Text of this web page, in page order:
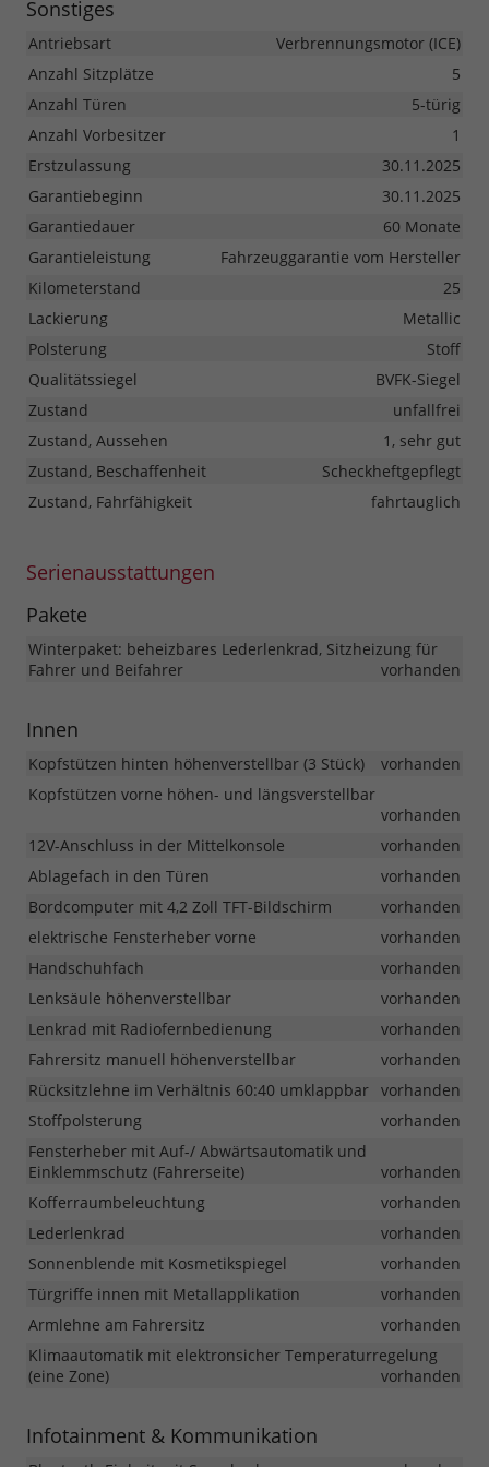
Sonstiges
Antriebsart
Verbrennungsmotor (ICE)
Anzahl Sitzplätze
5
Anzahl Türen
5-türig
Anzahl Vorbesitzer
1
Erstzulassung
30.11.2025
Garantiebeginn
30.11.2025
Garantiedauer
60 Monate
Garantieleistung
Fahrzeuggarantie vom Hersteller
Kilometerstand
25
Lackierung
Metallic
Polsterung
Stoff
Qualitätssiegel
BVFK-Siegel
Zustand
unfallfrei
Zustand, Aussehen
1, sehr gut
Zustand, Beschaffenheit
Scheckheftgepflegt
Zustand, Fahrfähigkeit
fahrtauglich
Serienausstattungen
Pakete
Winterpaket: beheizbares Lederlenkrad, Sitzheizung für
Fahrer und Beifahrer
vorhanden
Innen
Kopfstützen hinten höhenverstellbar (3 Stück)
vorhanden
Kopfstützen vorne höhen- und längsverstellbar
vorhanden
12V-Anschluss in der Mittelkonsole
vorhanden
Ablagefach in den Türen
vorhanden
Bordcomputer mit 4,2 Zoll TFT-Bildschirm
vorhanden
elektrische Fensterheber vorne
vorhanden
Handschuhfach
vorhanden
Lenksäule höhenverstellbar
vorhanden
Lenkrad mit Radiofernbedienung
vorhanden
Fahrersitz manuell höhenverstellbar
vorhanden
Rücksitzlehne im Verhältnis 60:40 umklappbar vorhanden
Stoffpolsterung
vorhanden
Fensterheber mit Auf-/ Abwärtsautomatik und
Einklemmschutz (Fahrerseite)
vorhanden
Kofferraumbeleuchtung
vorhanden
Lederlenkrad
vorhanden
Sonnenblende mit Kosmetikspiegel
vorhanden
Türgriffe innen mit Metallapplikation
vorhanden
Armlehne am Fahrersitz
vorhanden
Klimaautomatik mit elektronsicher Temperaturregelung
(eine Zone)
vorhanden
Infotainment & Kommunikation